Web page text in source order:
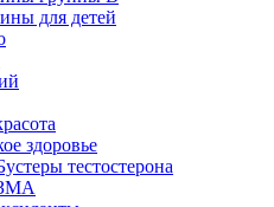
для детей
здоровье
тестостерона